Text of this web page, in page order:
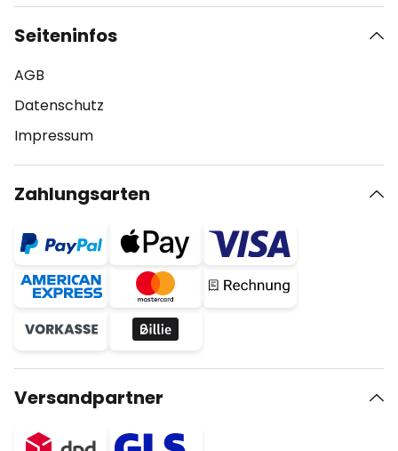
Seiteninfos
AGB
Datenschutz
Impressum
Zahlungsarten
Versandpartner